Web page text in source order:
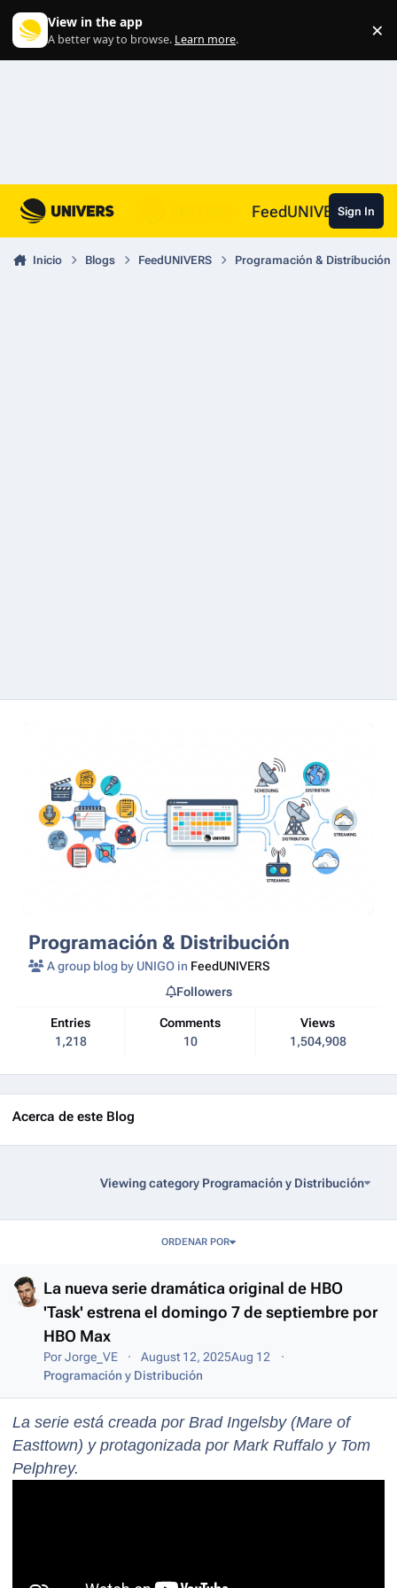
View in the app
A better way to browse. Learn more. ×
FeedUNIVERSSign In
Inicio Blogs FeedUNIVERS Programación & Distribución
Programación & Distribución
A group blog by UNIGO in FeedUNIVERS
Entries
1,218
Comments
10
Views
1,504,908
Followers
Acerca de este Blog
Viewing category Programación y Distribución
ORDENAR POR
La nueva serie dramática original de HBO
'Task' estrena el domingo 7 de septiembre por
HBO Max
PorJorge_VE August 12, 2025Aug 12
Programación y Distribución
La serie está creada por Brad Ingelsby (Mare of
Easttown) y protagonizada por Mark Ruffalo y Tom
Pelphrey.